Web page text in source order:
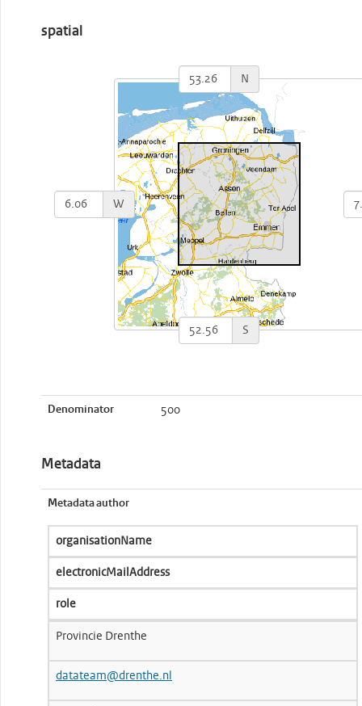
spatial
N
S
W
Denominator 500
Metadata
Metadata author
organisationName
electronicMailAddress
role
Provincie Drenthe
datateam@drenthe.nl